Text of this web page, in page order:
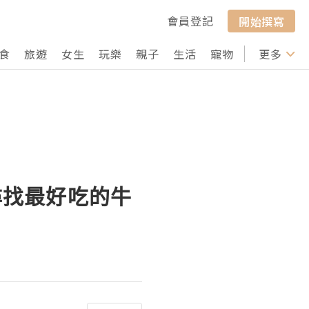
會員登記
開始撰寫
旅遊 女生 玩樂 親子 生活 寵物 行山 打卡
更多
最好吃的牛